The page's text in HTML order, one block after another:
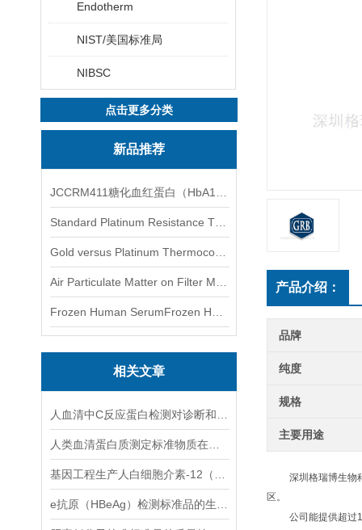
Endotherm
NIST/美国标准局
NIBSC
点击更多分类
新品推荐
相关文章
产品介绍：
品牌
纯度
规格
主要用途
深圳格瑞博生物
区。
公司能提供超过